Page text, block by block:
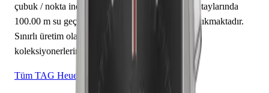
çubuk / nokta indeksler yer almaktadır. Teknik detaylarında
100.00 m su geçirmezlik, kapalı arka kapak öne çıkmaktadır.
Sınırlı üretim olarak piyasaya sunulan bu model,
koleksiyonerlerin ilgisini çekmektedir.
Tüm TAG Heuer Modelleri